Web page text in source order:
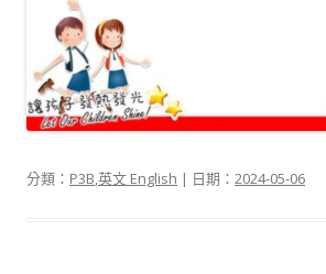
分類： P3B 英文 English | 日期： 2024-05-06